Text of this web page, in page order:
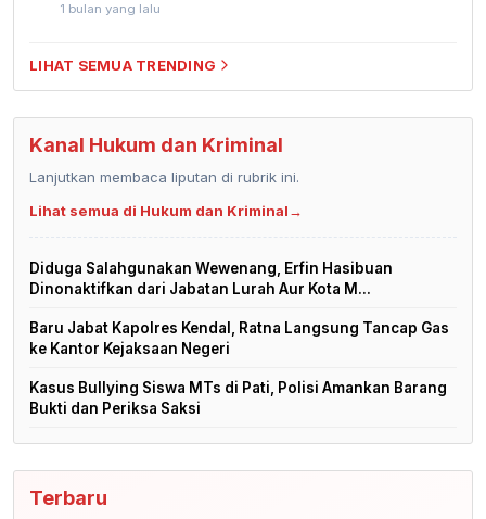
1 bulan yang lalu
LIHAT SEMUA TRENDING
Kanal Hukum dan Kriminal
Lanjutkan membaca liputan di rubrik ini.
Lihat semua di Hukum dan Kriminal→
Diduga Salahgunakan Wewenang, Erfin Hasibuan
Dinonaktifkan dari Jabatan Lurah Aur Kota M...
Baru Jabat Kapolres Kendal, Ratna Langsung Tancap Gas
ke Kantor Kejaksaan Negeri
Kasus Bullying Siswa MTs di Pati, Polisi Amankan Barang
Bukti dan Periksa Saksi
Terbaru